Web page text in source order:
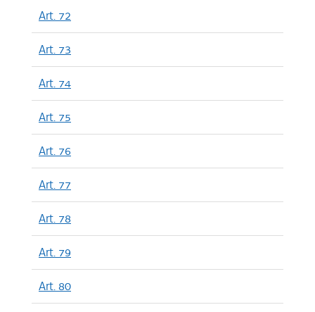
Art. 72
Art. 73
Art. 74
Art. 75
Art. 76
Art. 77
Art. 78
Art. 79
Art. 80